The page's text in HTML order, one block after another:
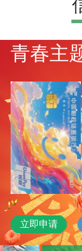
青春主
立即申请